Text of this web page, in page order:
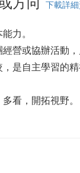
下載詳
力。
營或協辦活動
是自主學習的
看，開拓視野。